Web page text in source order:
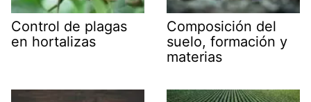
Control de plagas
en hortalizas
Composición del
suelo, formación y
materias